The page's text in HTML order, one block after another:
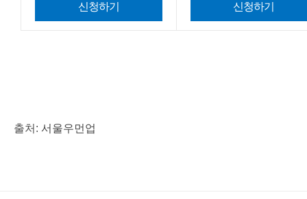
신청하기 신청하기
출처: 서울우먼업